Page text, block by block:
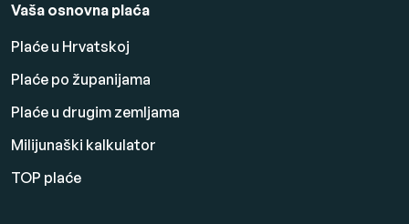
Vaša osnovna plaća
Plaće u Hrvatskoj
Plaće po županijama
Plaće u drugim zemljama
Milijunaški kalkulator
TOP plaće